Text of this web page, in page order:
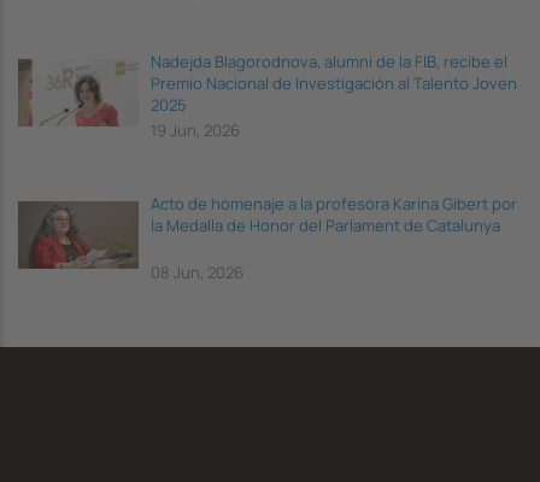
Nadejda Blagorodnova, alumni de la FIB, recibe el
Premio Nacional de Investigación al Talento Joven
2025
19 Jun, 2026
Acto de homenaje a la profesora Karina Gibert por
la Medalla de Honor del Parlament de Catalunya
08 Jun, 2026